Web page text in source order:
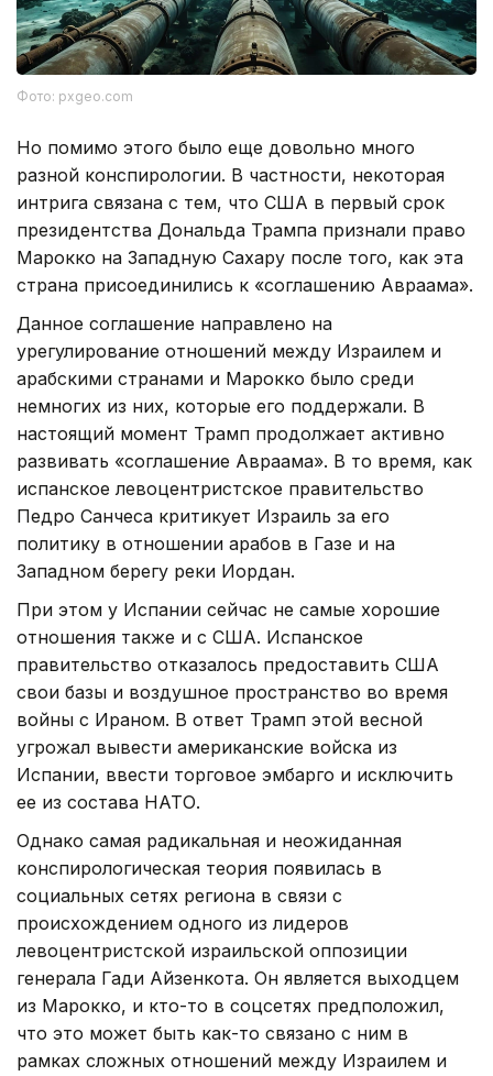
Фото: pxgeo.com
Но помимо этого было еще довольно много
разной конспирологии. В частности, некоторая
интрига связана с тем, что США в первый срок
президентства Дональда Трампа признали право
Марокко на Западную Сахару после того, как эта
страна присоединились к «соглашению Авраама».
Данное соглашение направлено на
урегулирование отношений между Израилем и
арабскими странами и Марокко было среди
немногих из них, которые его поддержали. В
настоящий момент Трамп продолжает активно
развивать «соглашение Авраама». В то время, как
испанское левоцентристское правительство
Педро Санчеса критикует Израиль за его
политику в отношении арабов в Газе и на
Западном берегу реки Иордан.
При этом у Испании сейчас не самые хорошие
отношения также и с США. Испанское
правительство отказалось предоставить США
свои базы и воздушное пространство во время
войны с Ираном. В ответ Трамп этой весной
угрожал вывести американские войска из
Испании, ввести торговое эмбарго и исключить
ее из состава НАТО.
Однако самая радикальная и неожиданная
конспирологическая теория появилась в
социальных сетях региона в связи с
происхождением одного из лидеров
левоцентристской израильской оппозиции
генерала Гади Айзенкота. Он является выходцем
из Марокко, и кто-то в соцсетях предположил,
что это может быть как-то связано с ним в
рамках сложных отношений между Израилем и